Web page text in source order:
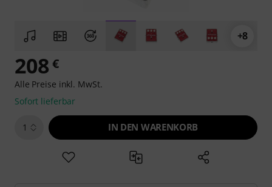
+8
208 €
Alle Preise inkl. MwSt.
Sofort lieferbar
1 IN DEN WARENKORB